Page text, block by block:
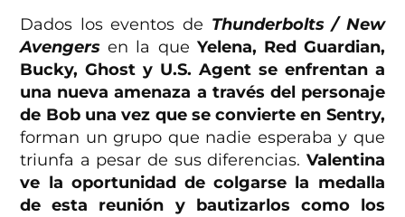
Dados los eventos de Thunderbolts / New
Avengers en la que Yelena, Red Guardian,
Bucky, Ghost y U.S. Agent se enfrentan a
una nueva amenaza a través del personaje
de Bob una vez que se convierte en Sentry,
forman un grupo que nadie esperaba y que
triunfa a pesar de sus diferencias. Valentina
ve la oportunidad de colgarse la medalla
de esta reunión y bautizarlos como los